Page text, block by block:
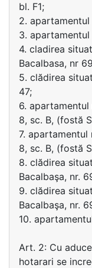
bl. F1;
2. apartamentul
3. apartamentul
4. cladirea
Bacalbasa, nr
5. clădirea
47;
6. apartamentul
8, sc. B, (fostă
7. apartamentul
8, sc. B, (fostă
8. clădirea
Bacalbaşa, nr.
9. clădirea
Bacalbaşa, nr.
10.
Art. 2: Cu
hotarari se